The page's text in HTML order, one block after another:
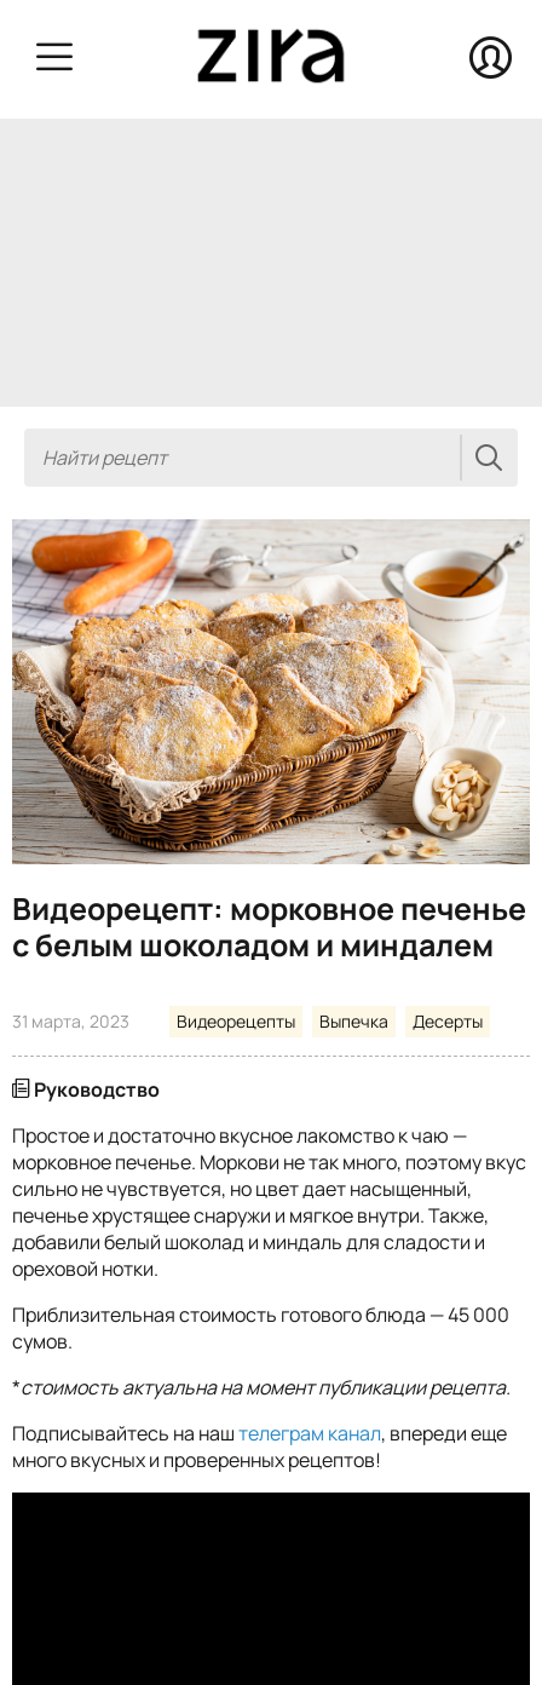
Видеорецепт: морковное печенье
с белым шоколадом и миндалем
31 марта, 2023 Видеорецепты Выпечка Десерты
Руководство
Простое и достаточно вкусное лакомство к чаю —
морковное печенье. Моркови не так много, поэтому вкус
сильно не чувствуется, но цвет дает насыщенный,
печенье хрустящее снаружи и мягкое внутри. Также,
добавили белый шоколад и миндаль для сладости и
ореховой нотки.
Приблизительная стоимость готового блюда — 45 000
сумов.
*стоимость актуальна на момент публикации рецепта.
Подписывайтесь на наштелеграм канал, впереди еще
много вкусных и проверенных рецептов!